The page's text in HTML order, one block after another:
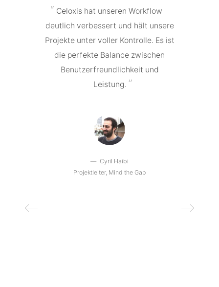
Celoxis hat unseren Workflow
deutlich verbessert und hält unsere
Projekte unter voller Kontrolle. Es ist
die perfekte Balance zwischen
Benutzerfreundlichkeit und
Leistung.
Cyril Haibi
Projektleiter, Mind the Gap